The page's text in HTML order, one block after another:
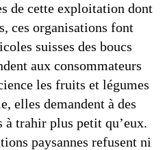
de cette exploitation dont
ces organisations font
suisses des boucs
aux consommateurs
les fruits et légumes
elles demandent à des
à trahir plus petit qu’eux.
paysannes refusent ni